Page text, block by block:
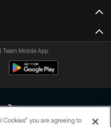
Team Mobile App
you are agreeing to